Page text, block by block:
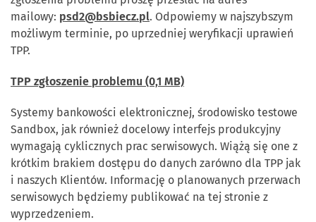
mailowy: psd2@bsbiecz.pl. Odpowiemy w najszybszym
możliwym terminie, po uprzedniej weryfikacji uprawień
TPP.
TPP zgłoszenie problemu (0,1 MB)
Systemy bankowości elektronicznej, środowisko testowe
Sandbox, jak również docelowy interfejs produkcyjny
wymagają cyklicznych prac serwisowych. Wiążą się one z
krótkim brakiem dostępu do danych zarówno dla TPP jak
i naszych Klientów. Informację o planowanych przerwach
serwisowych będziemy publikować na tej stronie z
wyprzedzeniem.